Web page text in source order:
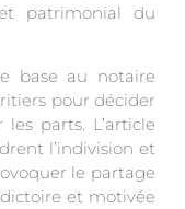
et patrimonial du
base au notaire
pour décider
parts. L’article
l’indivision et
le partage
et motivée